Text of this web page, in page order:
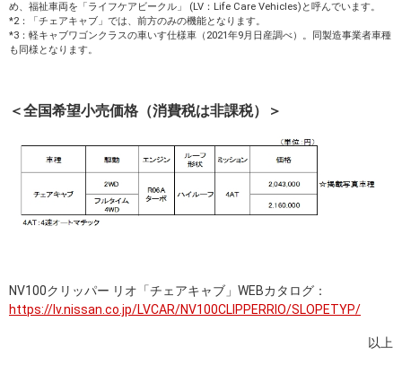
め、福祉車両を「ライフケアビークル」 (LV：Life Care Vehicles)と呼んでいます。
*2：「チェアキャブ」では、前方のみの機能となります。
*3：軽キャブワゴンクラスの車いす仕様車（2021年9月日産調べ）。同製造事業者車種
も同様となります。
＜全国希望小売価格（消費税は非課税）＞
NV100クリッパー リオ「チェアキャブ」WEBカタログ：
https://lv.nissan.co.jp/LVCAR/NV100CLIPPERRIO/SLOPETYP/
以上